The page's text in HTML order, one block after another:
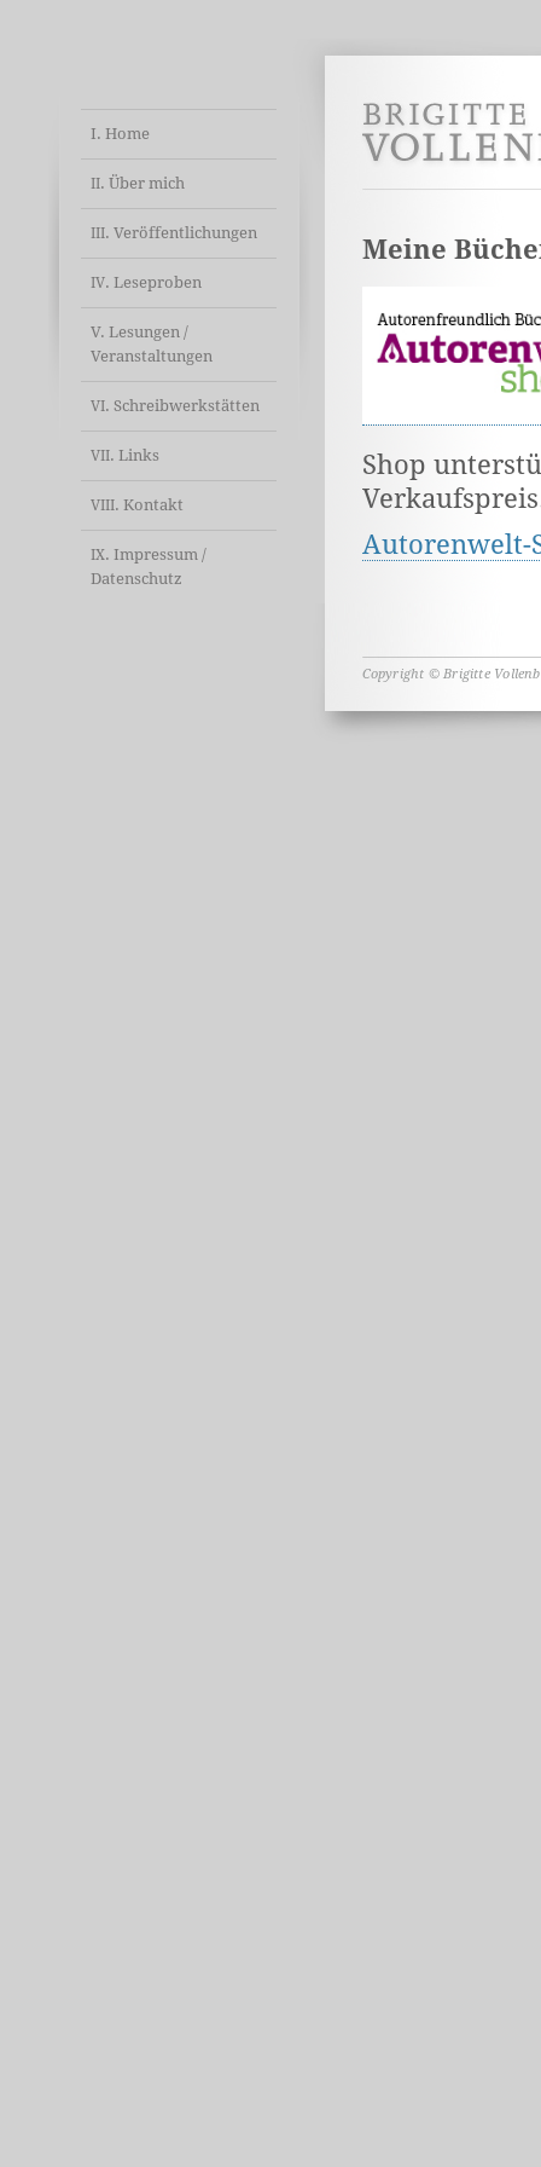
I. Home
II. Über mich
III. Veröffentlichungen
IV. Leseproben
V. Lesungen /
Veranstaltungen
VI. Schreibwerkstätten
VII. Links
VIII. Kontakt
IX. Impressum /
Datenschutz
Meine
Shop
Autorenwelt-
Copyright © Brigitte